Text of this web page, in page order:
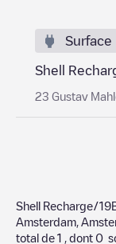
Surface
Shell
23 Gustav
Shell Recharge/
Amsterdam
total de 1 , dont 0